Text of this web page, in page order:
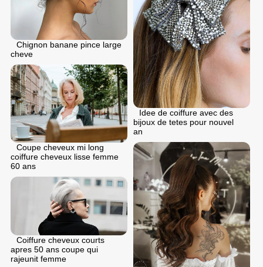
Chignon banane pince large
cheve
Idee de coiffure avec des
bijoux de tetes pour nouvel
an
Coupe cheveux mi long
coiffure cheveux lisse femme
60 ans
Coiffure cheveux courts
apres 50 ans coupe qui
rajeunit femme